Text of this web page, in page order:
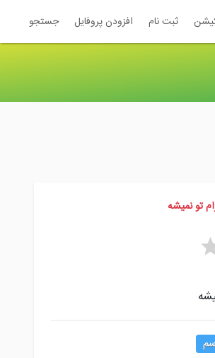
ثبت نام افزودن پروفایل جستجو
تو نمیشه